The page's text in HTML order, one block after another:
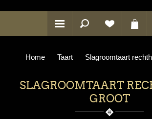
Home Taart Slagroomtaart
SLAGROOMTAART
GROOT